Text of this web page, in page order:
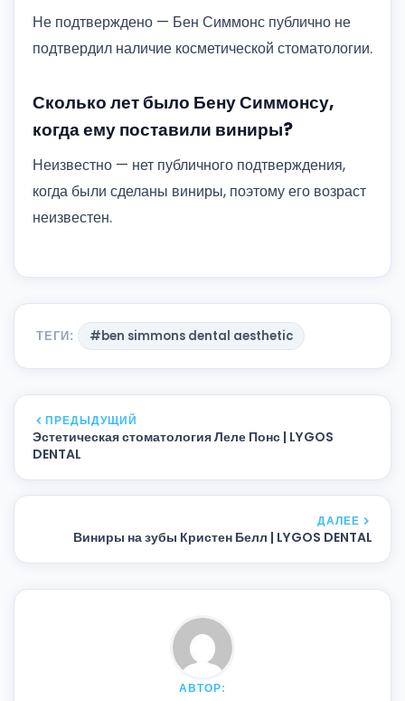
Не подтверждено — Бен Симмонс публично не
подтвердил наличие косметической стоматологии.
Сколько лет было Бену Симмонсу,
когда ему поставили виниры?
Неизвестно — нет публичного подтверждения,
когда были сделаны виниры, поэтому его возраст
неизвестен.
ТЕГИ: #ben simmons dental aesthetic
ПРЕДЫДУЩИЙ
Эстетическая стоматология Леле Понс | LYGOS
DENTAL
ДАЛЕЕ
Виниры на зубы Кристен Белл | LYGOS DENTAL
АВТОР: